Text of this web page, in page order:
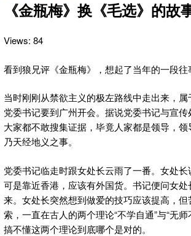
《金瓶梅》换《毛选》的故
Views: 84
看到狼兄评《金瓶梅》，想起了当年的一段往
当时刚刚从禁欲主义的极左路线中走出来，属
党委书记要到广州开会。据说党委书记与宣
大家都不敢搜集证据，毕竟人家都是领导，领
乃天经地义之事。
党委书记临走时跟女处长云雨了一番。女处
可是靠近香港，应该有外国货。书记便问女
来。女处长突然想到做爱的技巧应该提高，
索，一直在古人的两个理论“不学自通”与“无师
搞不懂这两个理论到底哪个是对的。